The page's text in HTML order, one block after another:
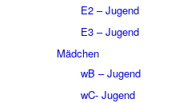
E2 – Jugend
E3 – Jugend
Mädchen
wB – Jugend
wC- Jugend